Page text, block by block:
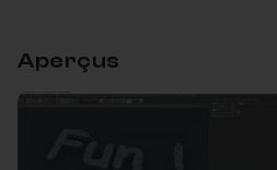
Aperçus